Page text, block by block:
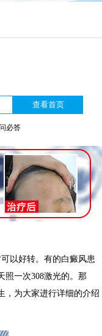
必答
以好转。有的白癜风患
照一次308激光的。那
，为大家进行详细的介绍